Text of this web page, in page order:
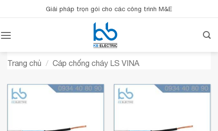
qua
dung
Giải pháp trọn gói cho các công trình M&E
Trang chủ / Cáp chống cháy LS VINA